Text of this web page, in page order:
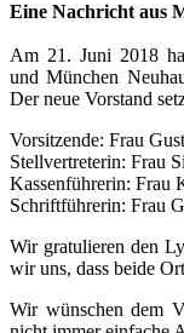
Eine Nachricht aus
Am 21. Juni 2018
und München
Der neue Vorstand
Vorsitzende: Frau
Stellvertreterin: Frau
Kassenführerin: Frau
Schriftführerin: Frau
Wir gratulieren den
wir uns, dass beide
Wir wünschen dem